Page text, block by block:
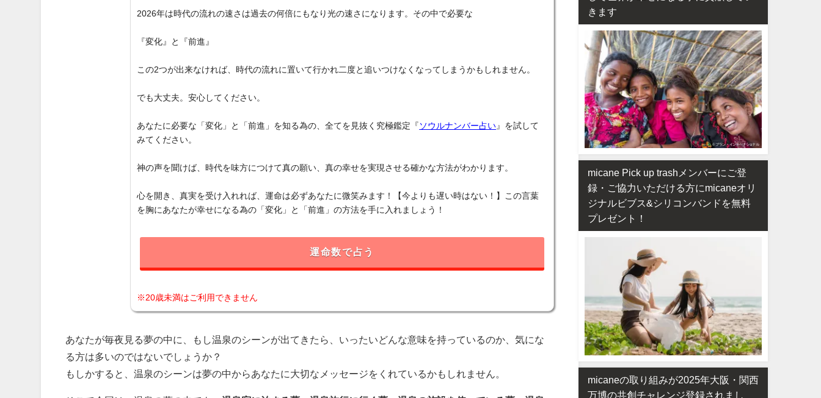
2026年は時代の流れの速さは過去の何倍にもなり光の速さになります。その中で必要な
『変化』と『前進』
この2つが出来なければ、時代の流れに置いて行かれ二度と追いつけなくなってしまうかもしれません。
でも大丈夫。安心してください。
あなたに必要な「変化」と「前進」を知る為の、全てを見抜く究極鑑定『 ソウルナンバー占い 』を試して
みてください。
神の声を聞けば、時代を味方につけて真の願い、真の幸せを実現させる確かな方法がわかります。
心を開き、真実を受け入れれば、運命は必ずあなたに微笑みます！【今よりも遅い時はない！】この言葉
を胸にあなたが幸せになる為の「変化」と「前進」の方法を手に入れましょう！
運命数で占う
※20歳未満はご利用できません
あなたが毎夜見る夢の中に、もし温泉のシーンが出てきたら、いったいどんな意味を持っているのか、気にな
る方は多いのではないでしょうか？
もしかすると、温泉のシーンは夢の中からあなたに大切なメッセージをくれているかもしれません。
きます
micane Pick up trashメンバーにご登
録・ご協力いただける方にmicaneオリ
ジナルビブス&シリコンバンドを無料
プレゼント！
micaneの取り組みが2025年大阪・関西
万博の共創チャレンジ登録されまし